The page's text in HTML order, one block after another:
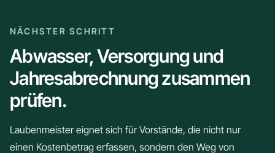
NÄCHSTER SCHRITT
Abwasser, Versorgung und
Jahresabrechnung zusammen
prüfen.
Laubenmeister eignet sich für Vorstände, die nicht nur
einen Kostenbetrag erfassen, sondern den Weg von